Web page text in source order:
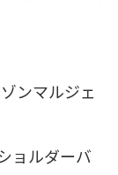
マルジェ
ルダーバ